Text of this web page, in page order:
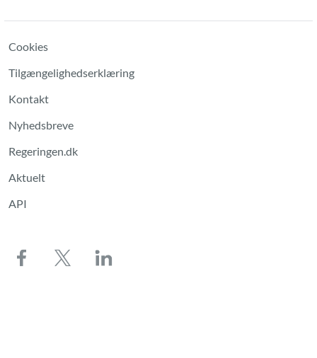
Cookies
Tilgængelighedserklæring
Kontakt
Nyhedsbreve
Regeringen.dk
Aktuelt
API